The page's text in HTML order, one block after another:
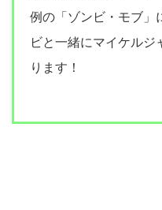
例の「ゾンビ・モブ」
ビと一緒にマイケルジ
ります！